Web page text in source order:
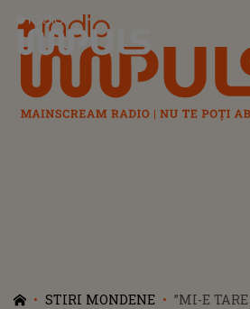
Radio Impuls
STIRI MONDENE
”MI-E